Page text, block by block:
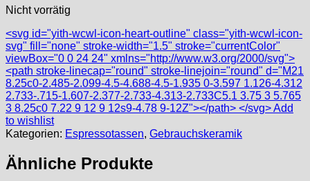
Nicht vorrätig
<svg id="yith-wcwl-icon-heart-outline" class="yith-wcwl-icon-
svg" fill="none" stroke-width="1.5" stroke="currentColor"
viewBox="0 0 24 24" xmlns="http://www.w3.org/2000/svg">
<path stroke-linecap="round" stroke-linejoin="round" d="M21
8.25c0-2.485-2.099-4.5-4.688-4.5-1.935 0-3.597 1.126-4.312
2.733-.715-1.607-2.377-2.733-4.313-2.733C5.1 3.75 3 5.765
3 8.25c0 7.22 9 12 9 12s9-4.78 9-12Z"></path> </svg> Add
to wishlist
Kategorien: Espressotassen, Gebrauchskeramik
Ähnliche Produkte